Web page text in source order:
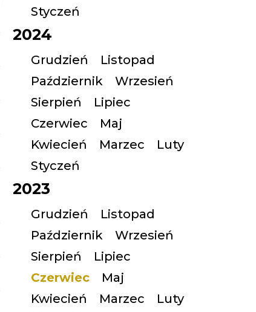
Styczeń
2024
Grudzień
Listopad
Październik
Wrzesień
Sierpień
Lipiec
Czerwiec
Maj
Kwiecień
Marzec
Luty
Styczeń
2023
Grudzień
Listopad
Październik
Wrzesień
Sierpień
Lipiec
Czerwiec
Maj
Kwiecień
Marzec
Luty